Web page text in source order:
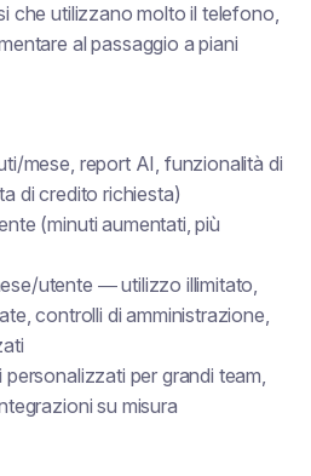
che utilizzano molto il telefono,
al passaggio a piani
mese, report AI, funzionalità di
di credito richiesta)
(minuti aumentati, più
utente — utilizzo illimitato,
controlli di amministrazione,
personalizzati per grandi team,
su misura